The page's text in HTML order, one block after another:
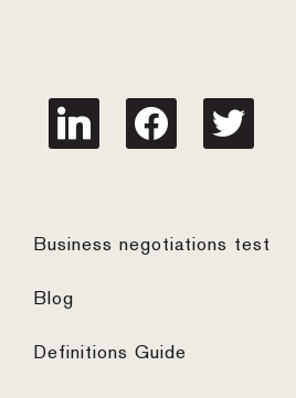
linkedin facebook twitter
Business negotiations test
Blog
Definitions Guide